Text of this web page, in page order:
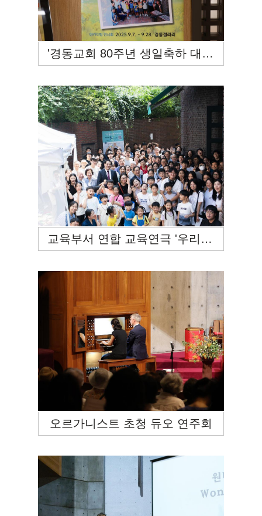
'경동교회 80주년 생일축하 대잔치-우리는 경동입니다'
교육부서 연합 교육연극 '우리는 경동입니다'
오르가니스트 초청 듀오 연주회